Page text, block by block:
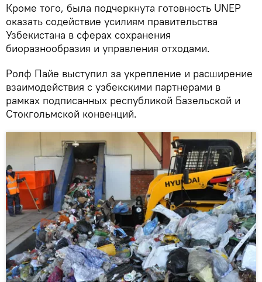
Кроме того, была подчеркнута готовность UNEP
оказать содействие усилиям правительства
Узбекистана в сферах сохранения
биоразнообразия и управления отходами.
Ролф Пайе выступил за укрепление и расширение
взаимодействия с узбекскими партнерами в
рамках подписанных республикой Базельской и
Стокгольмской конвенций.